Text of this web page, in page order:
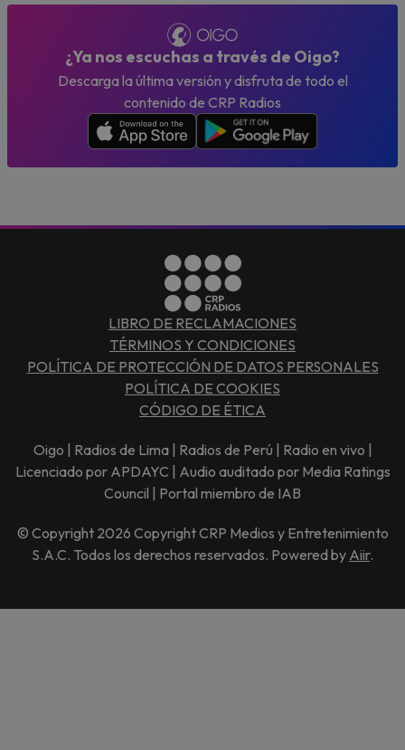
¿Ya nos escuchas a través de Oigo?
Descarga la última versión y disfruta de todo el
contenido de CRP Radios
LIBRO DE RECLAMACIONES
TÉRMINOS Y CONDICIONES
POLÍTICA DE PROTECCIÓN DE DATOS PERSONALES
POLÍTICA DE COOKIES
CÓDIGO DE ÉTICA
Oigo | Radios de Lima | Radios de Perú | Radio en vivo |
Licenciado por APDAYC | Audio auditado por Media Ratings
Council | Portal miembro de IAB
© Copyright 2026 Copyright CRP Medios y Entretenimiento
S.A.C. Todos los derechos reservados. Powered by Aiir.